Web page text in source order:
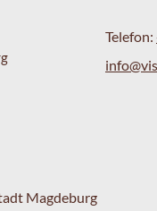
Telefon:
Magdeburg